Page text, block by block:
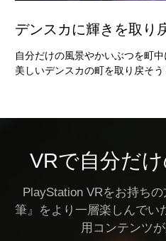
デンスカに輝きを取り
自分だけの風景やかいぶつを町
美しいデンスカの町を取り戻そう
VRで自分だ
PlayStation VRをお持ち
筆』をより一層楽しんでい
用コンテンツが